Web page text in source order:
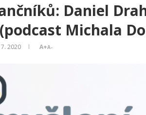
Daniel
Michala
2020 A+A-